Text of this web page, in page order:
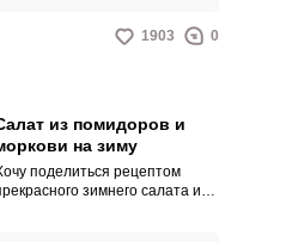
1903 0
из помидоров и
на зиму
поделиться рецептом
зимнего салата из